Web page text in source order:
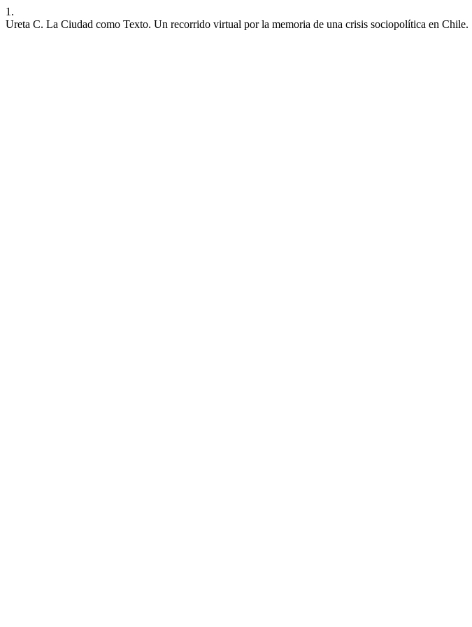
1.
Ureta C. La Ciudad como Texto. Un recorrido virtual por la memoria de una crisis sociopolítica en